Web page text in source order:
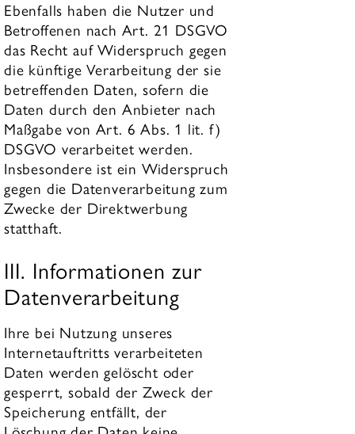
Ebenfalls haben die Nutzer und
Betroffenen nach Art. 21 DSGVO
das Recht auf Widerspruch gegen
die künftige Verarbeitung der sie
betreffenden Daten, sofern die
Daten durch den Anbieter nach
Maßgabe von Art. 6 Abs. 1 lit. f)
DSGVO verarbeitet werden.
Insbesondere ist ein Widerspruch
gegen die Datenverarbeitung zum
Zwecke der Direktwerbung
statthaft.
III. Informationen zur
Datenverarbeitung
Ihre bei Nutzung unseres
Internetauftritts verarbeiteten
Daten werden gelöscht oder
gesperrt, sobald der Zweck der
Speicherung entfällt, der